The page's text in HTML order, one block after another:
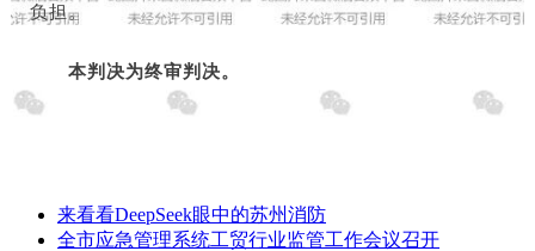
负担。
本判决为终审判决。
来看看DeepSeek眼中的苏州消防
全市应急管理系统工贸行业监管工作会议召开